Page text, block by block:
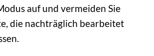
auf und vermeiden Sie
die nachträglich bearbeitet